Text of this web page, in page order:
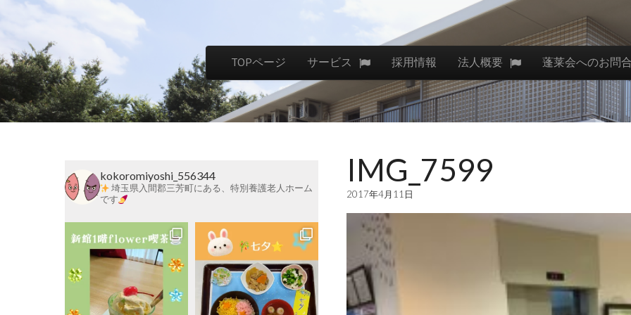
社
会
福
祉
法
Main menu
TOPページ サービス 採用情報 法人概要 蓬莱会へのお問
IMG_7599
2017年4月11日
kokoromiyoshi_556344
埼玉県入間郡三芳町にある、特別養護老人ホーム
です